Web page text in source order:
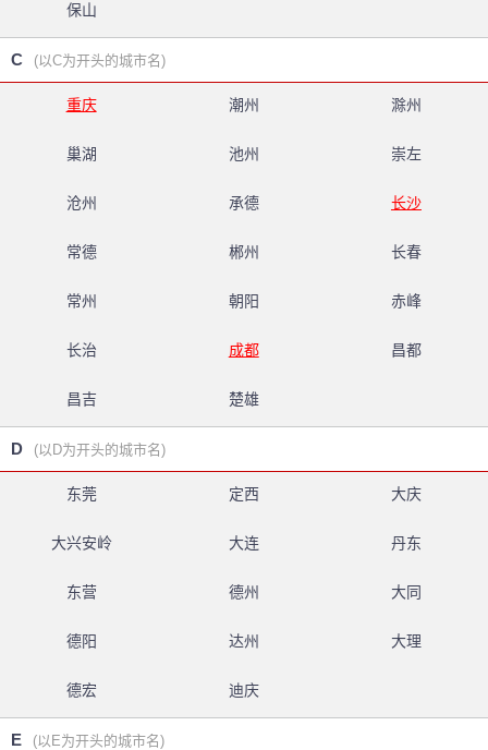
保山
C (以C为开头的城市名)
重庆 潮州 滁州
巢湖 池州 崇左
沧州 承德 长沙
常德 郴州 长春
常州 朝阳 赤峰
长治 成都 昌都
昌吉 楚雄
D (以D为开头的城市名)
东莞 定西 大庆
大兴安岭 大连 丹东
东营 德州 大同
德阳 达州 大理
德宏 迪庆
E (以E为开头的城市名)